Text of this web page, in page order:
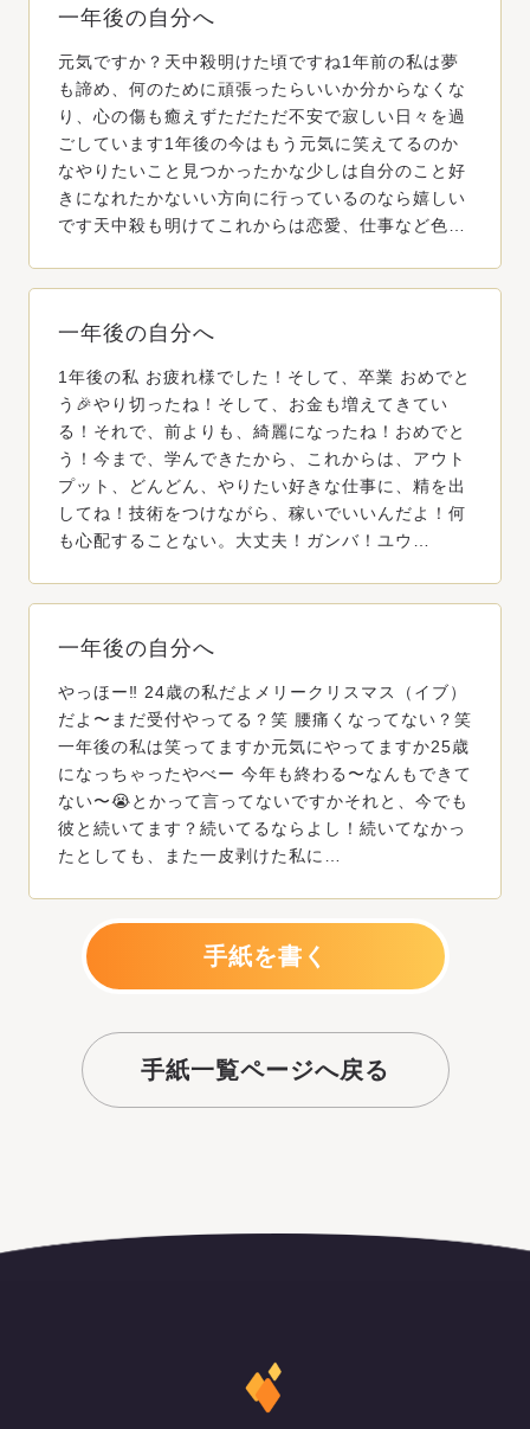
一年後の自分へ
元気ですか？天中殺明けた頃ですね1年前の私は夢
も諦め、何のために頑張ったらいいか分からなくな
り、心の傷も癒えずただただ不安で寂しい日々を過
ごしています1年後の今はもう元気に笑えてるのか
なやりたいこと見つかったかな少しは自分のこと好
きになれたかないい方向に行っているのなら嬉しい
です天中殺も明けてこれからは恋愛、仕事など色…
一年後の自分へ
1年後の私 お疲れ様でした！そして、卒業 おめでと
う🎉やり切ったね！そして、お金も増えてきてい
る！それで、前よりも、綺麗になったね！おめでと
う！今まで、学んできたから、これからは、アウト
プット、どんどん、やりたい好きな仕事に、精を出
してね！技術をつけながら、稼いでいいんだよ！何
も心配することない。大丈夫！ガンバ！ユウ…
一年後の自分へ
やっほー‼️ 24歳の私だよメリークリスマス（イブ）
だよ〜まだ受付やってる？笑 腰痛くなってない？笑
一年後の私は笑ってますか元気にやってますか25歳
になっちゃったやべー 今年も終わる〜なんもできて
ない〜😭とかって言ってないですかそれと、今でも
彼と続いてます？続いてるならよし！続いてなかっ
たとしても、また一皮剥けた私に…
手紙を書く
手紙一覧ページへ戻る